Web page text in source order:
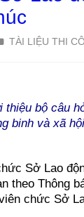
TÀI LIỆU THI
thiệu bộ câu
binh và xã
Sở Lao
theo Thông
chức Sở